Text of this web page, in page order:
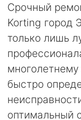
Срочный
Korting город
только лишь
быстро
оптимальный